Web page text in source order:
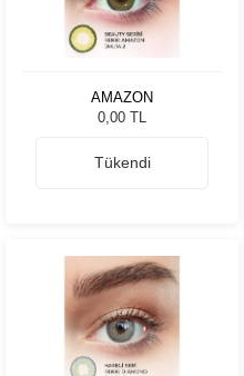
AMAZON
0,00 TL
Tükendi